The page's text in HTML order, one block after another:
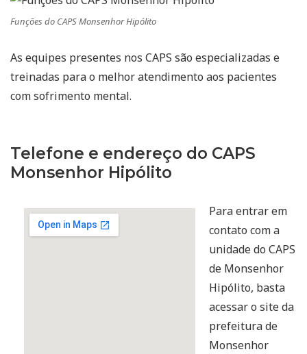
Funções do CAPS Monsenhor Hipólito
As equipes presentes nos CAPS são especializadas e
treinadas para o melhor atendimento aos pacientes
com sofrimento mental.
Telefone e endereço do CAPS
Monsenhor Hipólito
Para entrar em
contato com a
unidade do CAPS
de Monsenhor
Hipólito, basta
acessar o site da
prefeitura de
Monsenhor